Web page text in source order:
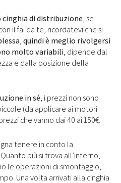
cinghia di distribuzione, se
il fai da te, ricordatevi che si
,quindi è meglio rivolgersi
molto variabili, dipende dal
e dalla posizione della
in sé, i prezzi non sono
(da applicare ai motori
che vanno dai 40 ai 150€.
tenere in conto la
Quanto più si trova all’interno,
le operazioni di smontaggio,
Una volta arrivati alla cinghia